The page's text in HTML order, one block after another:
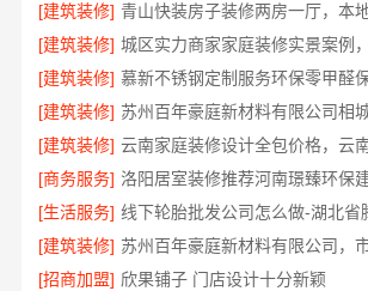
[建筑装修]
[建筑装修]
[建筑装修] 慕新不锈钢定制服务环保零甲醛
[建筑装修]
[建筑装修]
[商务服务]
[生活服务]
[建筑装修]
[招商加盟] 欣果铺子 门店设计十分新颖